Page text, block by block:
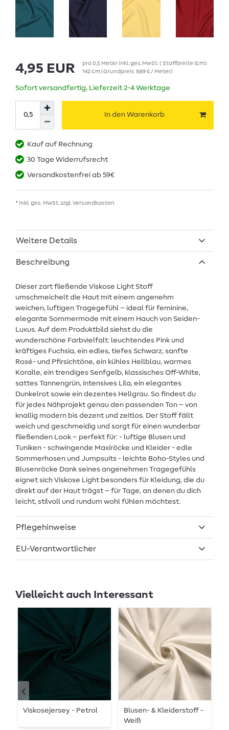
4,95 EUR pro0,5 Meterinkl. ges. MwSt. ( Stoffbreite (cm):
142 cm | Grundpreis 9,89 € / Meter)
Sofort versandfertig, Lieferzeit 2-4 Werktage
In den Warenkorb
Kauf auf Rechnung
30 Tage Widerrufsrecht
Versandkostenfrei ab 59€
* inkl. ges. MwSt. zzgl. Versandkosten
Weitere Details
Beschreibung
Dieser zart fließende Viskose Light Stoff
umschmeichelt die Haut mit einem angenehm
weichen, luftigen Tragegefühl – ideal für feminine,
elegante Sommermode mit einem Hauch von Seiden-
Luxus. Auf dem Produktbild siehst du die
wunderschöne Farbvielfalt: leuchtendes Pink und
kräftiges Fuchsia, ein edles, tiefes Schwarz, sanfte
Rosé- und Pfirsichtöne, ein kühles Hellblau, warmes
Koralle, ein trendiges Senfgelb, klassisches Off-White,
sattes Tannengrün, intensives Lila, ein elegantes
Dunkelrot sowie ein dezentes Hellgrau. So findest du
für jedes Nähprojekt genau den passenden Ton – von
knallig modern bis dezent und zeitlos. Der Stoff fällt
weich und geschmeidig und sorgt für einen wunderbar
fließenden Look – perfekt für: - luftige Blusen und
Tuniken - schwingende Maxiröcke und Kleider - edle
Sommerhosen und Jumpsuits - leichte Boho-Styles und
Blusenröcke Dank seines angenehmen Tragegefühls
eignet sich Viskose Light besonders für Kleidung, die du
direkt auf der Haut trägst – für Tage, an denen du dich
leicht, stilvoll und rundum wohl fühlen möchtest.
Pflegehinweise
EU-Verantwortlicher
Vielleicht auch Interessant
Viskosejersey - Petrol
Blusen- & Kleiderstoff -
Weiß